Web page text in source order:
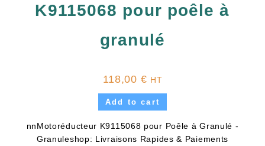
K9115068 pour poêle à
granulé
118,00 € HT
Add to cart
nnMotoréducteur K9115068 pour Poêle à Granulé -
Granuleshop: Livraisons Rapides & Paiements